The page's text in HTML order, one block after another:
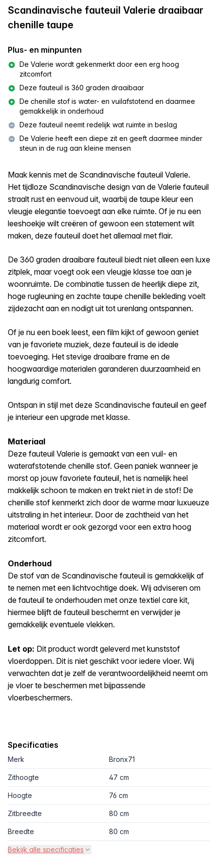
Scandinavische fauteuil Valerie draaibaar
chenille taupe
Plus- en minpunten
De Valerie wordt gekenmerkt door een erg hoog
zitcomfort
Deze fauteuil is 360 graden draaibaar
De chenille stof is water- en vuilafstotend en daarmee
gemakkelijk in onderhoud
Deze fauteuil neemt redelijk wat ruimte in beslag
De Valerie heeft een diepe zit en geeft daarmee minder
steun in de rug aan kleine mensen
Maak kennis met de Scandinavische fauteuil Valerie.
Het tijdloze Scandinavische design van de Valerie fauteuil
straalt rust en eenvoud uit, waarbij de taupe kleur een
vleugje elegantie toevoegt aan elke ruimte. Of je nu een
leeshoekje wilt creëren of gewoon een statement wilt
maken, deze fauteuil doet het allemaal met flair.
De 360 graden draaibare fauteuil biedt niet alleen een luxe
zitplek, maar voegt ook een vleugje klasse toe aan je
woonruimte. De combinatie tussen de heerlijk diepe zit,
hoge rugleuning en zachte taupe chenille bekleding voelt
zijdezacht aan en nodigt uit tot urenlang ontspannen.
Of je nu een boek leest, een film kijkt of gewoon geniet
van je favoriete muziek, deze fauteuil is de ideale
toevoeging. Het stevige draaibare frame en de
hoogwaardige materialen garanderen duurzaamheid en
langdurig comfort.
Ontspan in stijl met deze Scandinavische fauteuil en geef
je interieur een upgrade met klasse.
Materiaal
Deze fauteuil Valerie is gemaakt van een vuil- en
waterafstotende chenille stof. Geen paniek wanneer je
morst op jouw favoriete fauteuil, het is namelijk heel
makkelijk schoon te maken en trekt niet in de stof! De
chenille stof kenmerkt zich door de warme maar luxueuze
uitstraling in het interieur. Door de zachtheid van het
materiaal wordt er ook gezorgd voor een extra hoog
zitcomfort.
Onderhoud
De stof van de Scandinavische fauteuil is gemakkelijk af
te nemen met een lichtvochtige doek. Wij adviseren om
de fauteuil te onderhouden met onze textiel care kit,
hiermee blijft de fauteuil beschermt en verwijder je
gemakkelijk eventuele vlekken.
Let op: Dit product wordt geleverd met kunststof
vloerdoppen. Dit is niet geschikt voor iedere vloer. Wij
verwachten dat je zelf de verantwoordelijkheid neemt om
je vloer te beschermen met bijpassende
vloerbeschermers.
Specificaties
Merk Bronx71
Zithoogte 47 cm
Hoogte 76 cm
Zitbreedte 80 cm
Breedte 80 cm
Bekijk alle specificaties